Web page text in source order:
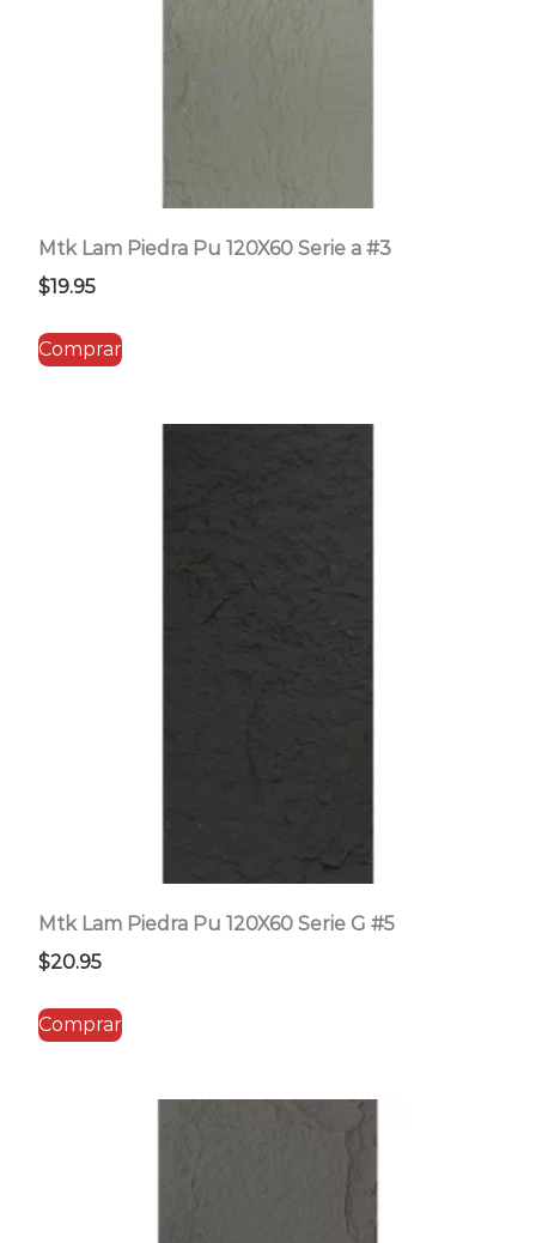
Mtk Lam Piedra Pu 120X60 Serie a #3
$19.95
Comprar
Mtk Lam Piedra Pu 120X60 Serie G #5
$20.95
Comprar